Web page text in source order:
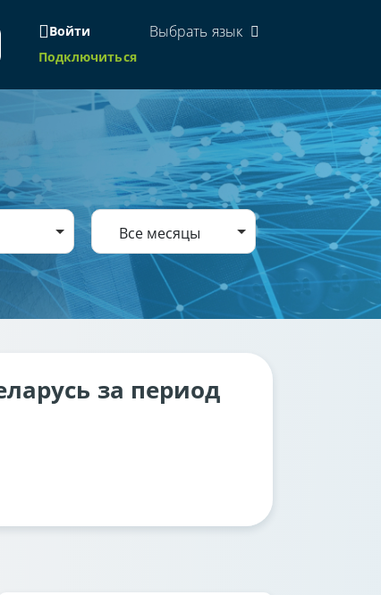
Войти
Подключиться
Выбрать язык
Все месяцы
за период